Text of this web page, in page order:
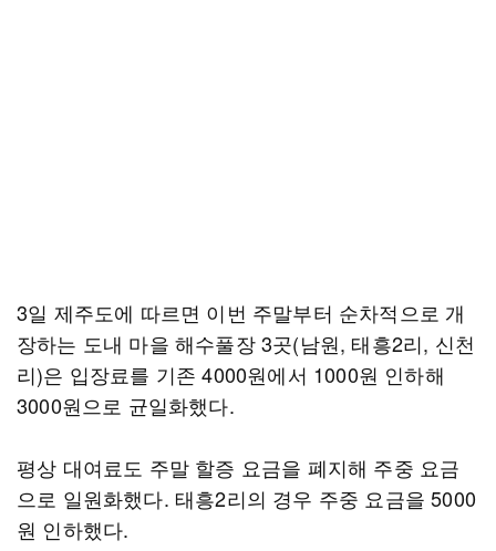
3일 제주도에 따르면 이번 주말부터 순차적으로 개
장하는 도내 마을 해수풀장 3곳(남원, 태흥2리, 신천
리)은 입장료를 기존 4000원에서 1000원 인하해
3000원으로 균일화했다.
평상 대여료도 주말 할증 요금을 폐지해 주중 요금
으로 일원화했다. 태흥2리의 경우 주중 요금을 5000
원 인하했다.